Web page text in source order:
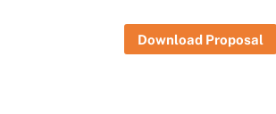
Download Proposal